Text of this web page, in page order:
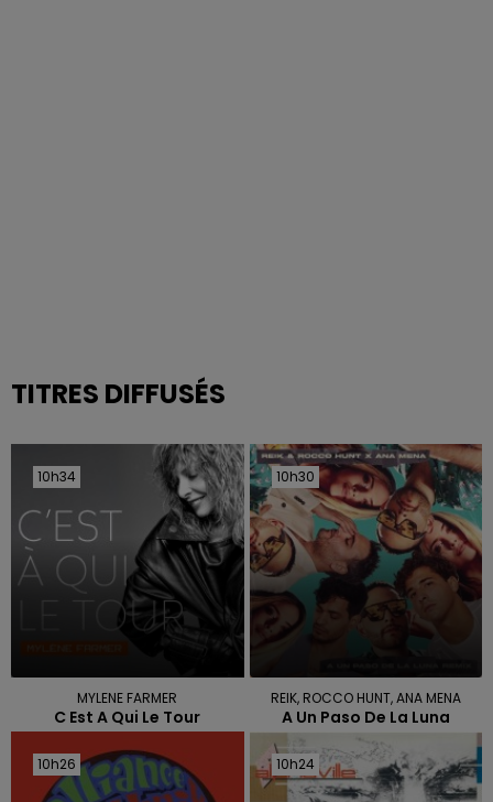
TITRES DIFFUSÉS
10h34
10h34
MYLENE FARMER
C Est A Qui Le Tour
10h30
10h30
REIK, ROCCO HUNT, ANA MENA
A Un Paso De La Luna
10h26
10h26 10h24
10h24